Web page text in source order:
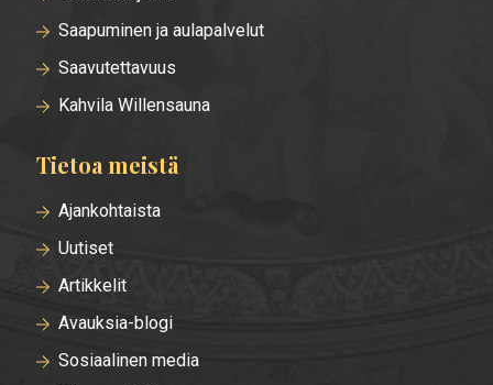
Saapuminen ja aulapalvelut
Saavutettavuus
Kahvila Willensauna
Tietoa meistä
Ajankohtaista
Uutiset
Artikkelit
Avauksia-blogi
Sosiaalinen media